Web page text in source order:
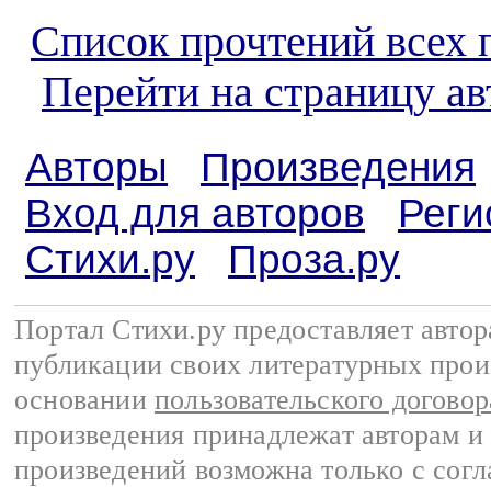
Список прочтений всех
Перейти на страницу
Авторы
Произведения
Вход для авторов
Стихи.ру
Проза.ру
Портал Стихи.ру предоставляет
публикации своих литературных
основании пользовательского
произведения принадлежат авторам
произведений возможна только с